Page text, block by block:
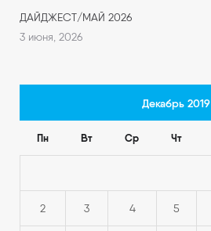
ДАЙДЖЕСТ/МАЙ 2026
3 июня, 2026
Декабрь 2019
Пн Вт Ср Чт
2 3 4 5